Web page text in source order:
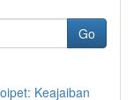
Go
Keajaiban